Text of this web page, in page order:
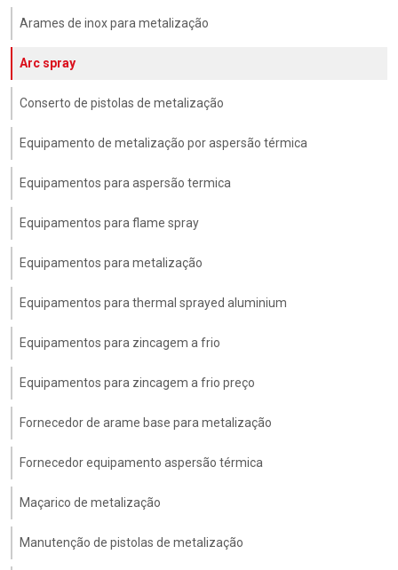
Arames de inox para metalização
Arc spray
Conserto de pistolas de metalização
Equipamento de metalização por aspersão térmica
Equipamentos para aspersão termica
Equipamentos para flame spray
Equipamentos para metalização
Equipamentos para thermal sprayed aluminium
Equipamentos para zincagem a frio
Equipamentos para zincagem a frio preço
Fornecedor de arame base para metalização
Fornecedor equipamento aspersão térmica
Maçarico de metalização
Manutenção de pistolas de metalização